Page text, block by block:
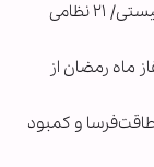
افزایش موج خودکشی در ارتش رژیم صهیونیستی/ ۲۱ نظامی
ماه رمضان از
و کمبود